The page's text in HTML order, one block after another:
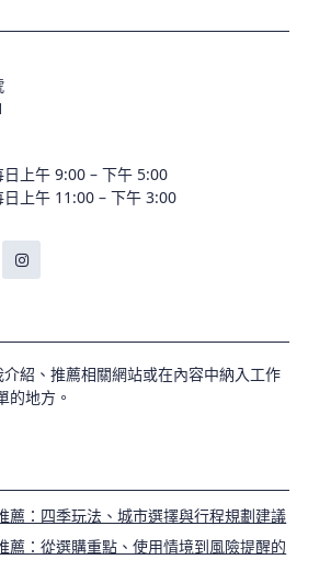
上午 9:00 – 下午 5:00
上午 11:00 – 下午 3:00
紹、推薦相關網站或在內容中納入工作
的地方。
薦：四季玩法、城市選擇與行程規劃建議
薦：從選購重點、使用情境到風險提醒的